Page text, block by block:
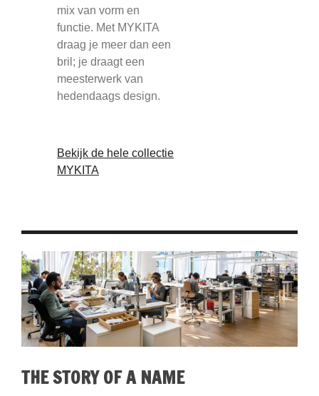
mix van vorm en
functie. Met MYKITA
draag je meer dan een
bril; je draagt een
meesterwerk van
hedendaags design.
Bekijk de hele collectie
MYKITA
THE STORY OF A NAME